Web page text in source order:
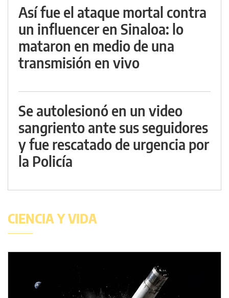
Así fue el ataque mortal contra
un influencer en Sinaloa: lo
mataron en medio de una
transmisión en vivo
Se autolesionó en un video
sangriento ante sus seguidores
y fue rescatado de urgencia por
la Policía
CIENCIA Y VIDA